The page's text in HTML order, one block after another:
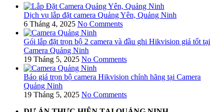
Dịch vụ lắp đặt camera Quảng Yên, Quảng Ninh
6 Tháng 4, 2025 No Comments
Gói lắp đặt trọn bộ 2 camera và đầu ghi Hikvision giá tốt tại
Camera Quảng Ninh
19 Tháng 5, 2025 No Comments
Báo giá trọn bộ camera Hikvision chính hãng tại Camera
Quảng Ninh
19 Tháng 5, 2025 No Comments